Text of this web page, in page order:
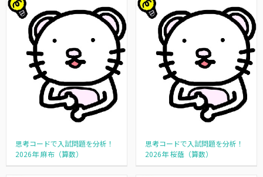
思考コードで入試問題を分析！
2026年 麻布（算数）
思考コードで入試問題を分析！
2026年 桜蔭（算数）